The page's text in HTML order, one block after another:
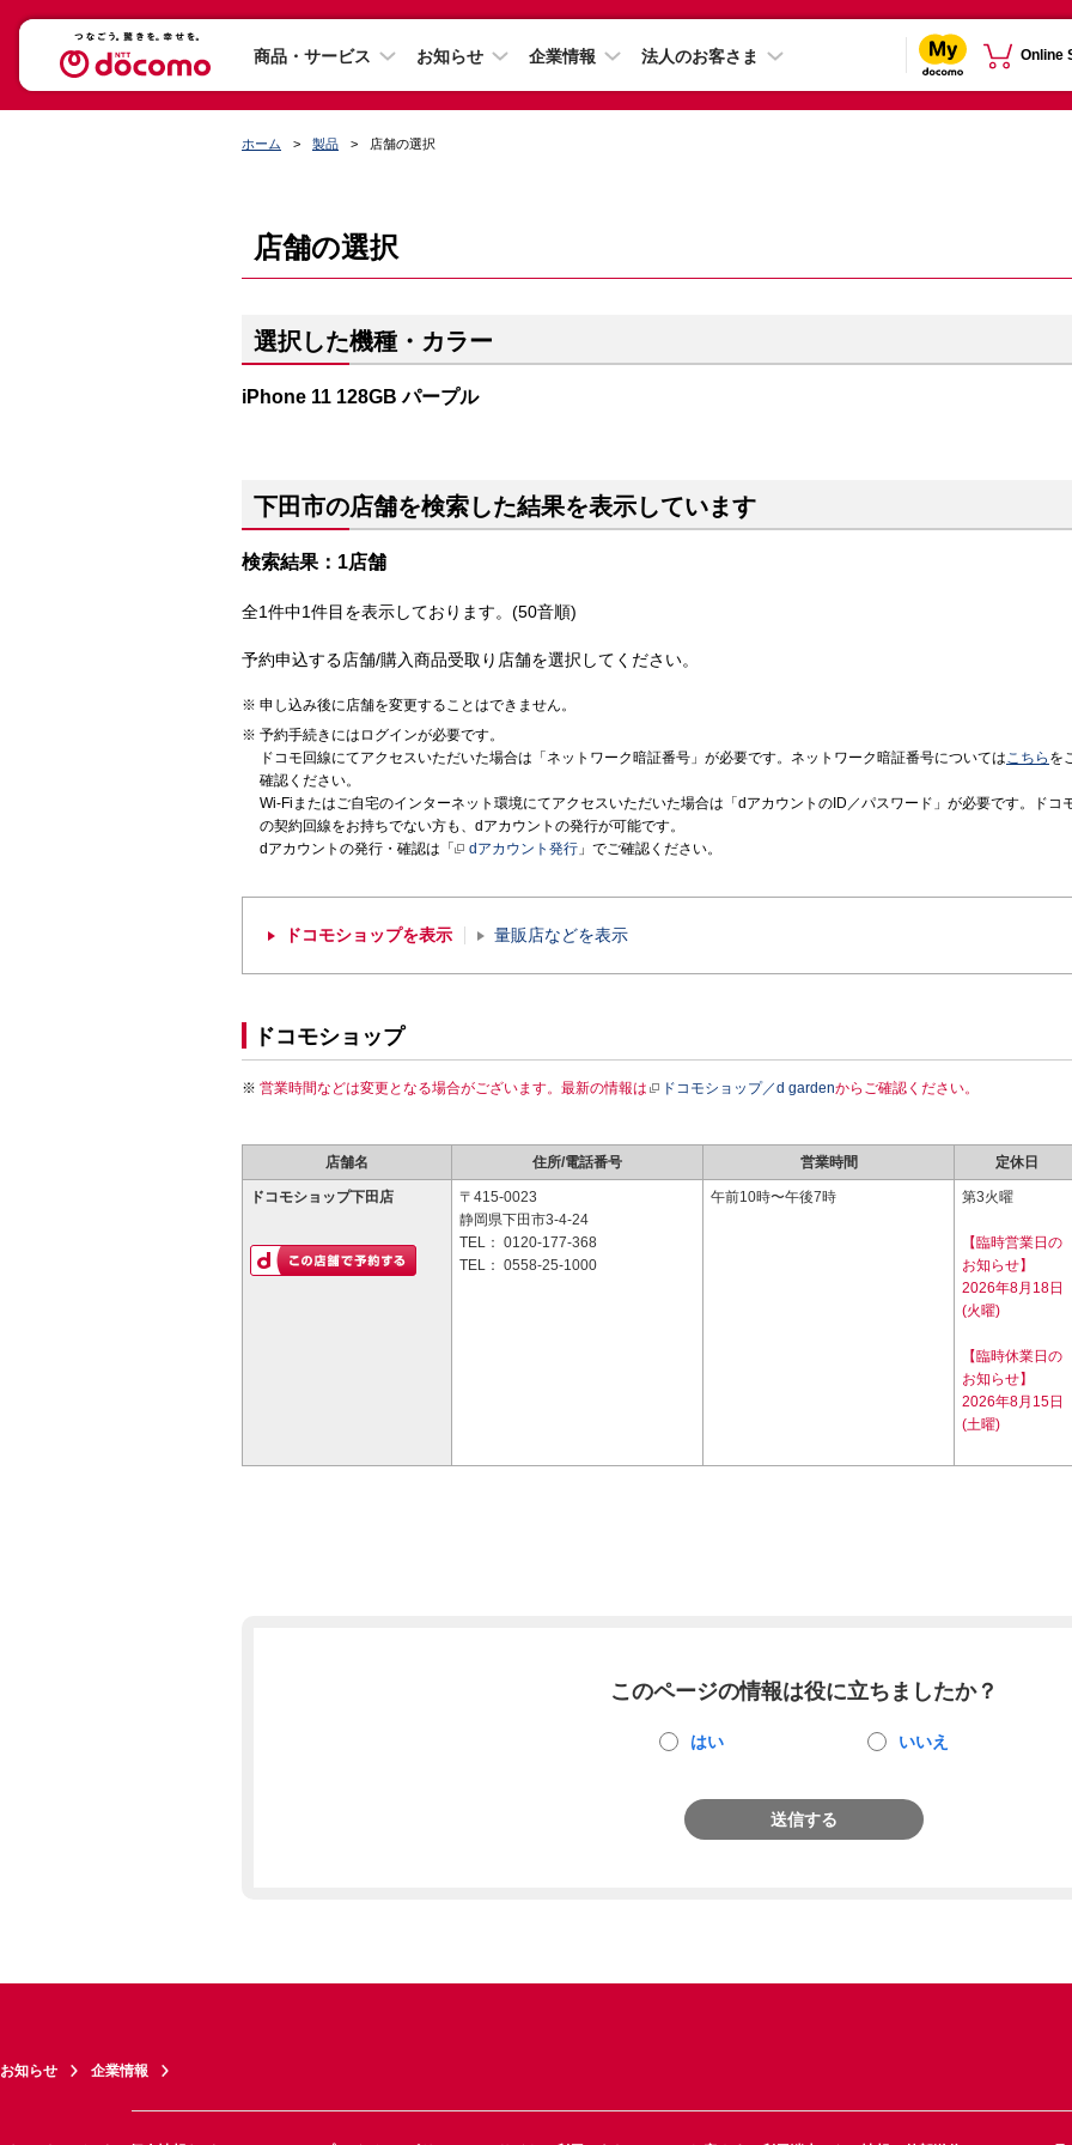
商品・サービス お知らせ 企業情報 法人のお客さま Online
ホーム 製品 店舗の選択
店舗の選択
選択した機種・カラー
iPhone 11 128GB パープル
下田市の店舗を検索した結果を表示しています
検索結果：1店舗
全1件中1件目を表示しております。(50音順)
予約申込する店舗/購入商品受取り店舗を選択してください。
申し込み後に店舗を変更することはできません。
予約手続きにはログインが必要です。
ドコモ回線にてアクセスいただいた場合は「ネットワーク暗証番号」が必要です。ネットワーク暗証番号についてはこちら を
確認ください。
Wi-Fiまたはご自宅のインターネット環境にてアクセスいただいた場合は「dアカウントのID／パスワード」が必要です。ドコ
の契約回線をお持ちでない方も、dアカウントの発行が可能です。
dアカウントの発行・確認は「
dアカウント発行 」でご確認ください。
ドコモショップを表示 量販店などを表示
ドコモショップ
営業時間などは変更となる場合がございます。最新の情報は ドコモショップ／d gardenからご確認ください。
店舗名 住所/電話番号 営業時間 定休日
ドコモショップ下田店
〒415-0023
静岡県下田市3-4-24
TEL： 0120-177-368
TEL： 0558-25-1000
午前10時〜午後7時 第3火曜
【臨時営業日の
お知らせ】
2026年8月18日
(火曜)
【臨時休業日の
お知らせ】
2026年8月15日
(土曜)
このページの情報は役に立ちましたか？
はい いいえ
送信する
お知らせ 企業情報